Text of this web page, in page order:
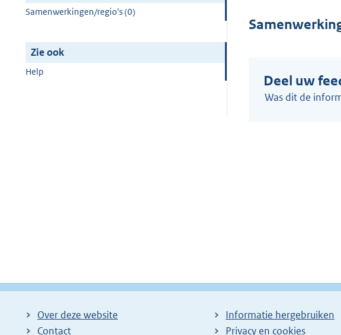
Samenwerkingen/regio's (0)
Zie ook
Help
Deel uw
Was dit de
Over deze website
Contact
Informatie hergebruiken
Privacy en cookies